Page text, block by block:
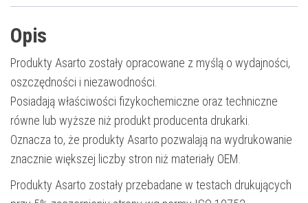
Opis
Produkty Asarto zostały opracowane z myślą o wydajności,
oszczędności i niezawodności.
Posiadają właściwości fizykochemiczne oraz techniczne
równe lub wyższe niż produkt producenta drukarki.
Oznacza to, że produkty Asarto pozwalają na wydrukowanie
znacznie większej liczby stron niż materiały OEM.
Produkty Asarto zostały przebadane w testach drukujących